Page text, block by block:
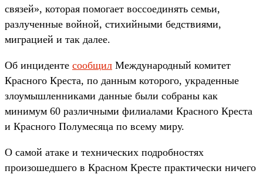
связей», которая помогает воссоединять семьи,
разлученные войной, стихийными бедствиями,
миграцией и так далее.
Об инциденте сообщил Международный комитет
Красного Креста, по данным которого, украденные
злоумышленниками данные были собраны как
минимум 60 различными филиалами Красного Креста
и Красного Полумесяца по всему миру.
О самой атаке и технических подробностях
произошедшего в Красном Кресте практически ничего